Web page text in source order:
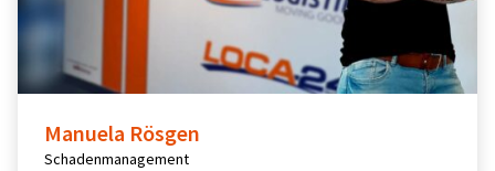
Manuela Rösgen
Schadenmanagement